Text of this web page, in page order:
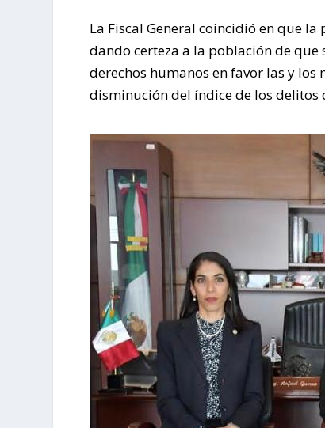
La Fiscal General coincidió en que
dando certeza a la población de que
derechos humanos en favor las y los
disminución del índice de los